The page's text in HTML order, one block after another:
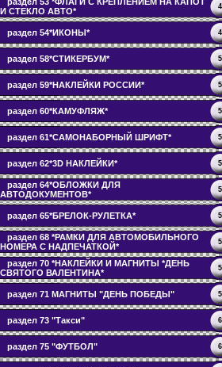
И СТЕКЛО АВТО*
раздел 54*ИКОНЫ*
раздел 58*СТИКЕРБУМ*
раздел 59*НАКЛЕЙКИ РОССИИ*
раздел 60*КАМУФЛЯЖ*
раздел 61*САМОНАБОРНЫЙ ШРИФТ*
раздел 62*3D НАКЛЕЙКИ*
раздел 64*ОБЛОЖКИ ДЛЯ
АВТОДОКУМЕНТОВ*
раздел 65*БРЕЛОК-РУЛЕТКА*
раздел 68 *РАМКИ ДЛЯ АВТОМОБИЛЬНОГО
НОМЕРА С НАДПЕЧАТКОЙ*
раздел 70 *НАКЛЕЙКИ И МАГНИТЫ *ДЕНЬ
СВЯТОГО ВАЛЕНТИНА*
раздел 71 МАГНИТЫ "ДЕНЬ ПОБЕДЫ"
раздел 73 "Такси"
раздел 75 "ФУТБОЛ"